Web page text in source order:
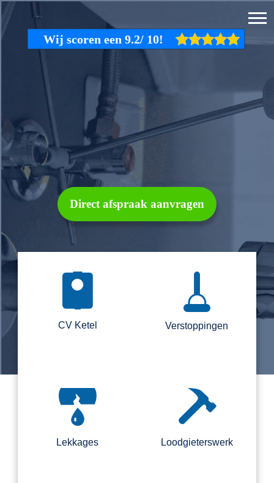
Direct afspraak aanvragen
CV Ketel Verstoppingen
Lekkages Loodgieterswerk